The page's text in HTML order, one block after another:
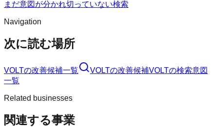
まだ意図が分かれ切っていない検索
Navigation
次に読む場所
VOLTの改善候補一覧 VOLTの改善候補VOLTの検索意図
一覧
Related businesses
関連する事業